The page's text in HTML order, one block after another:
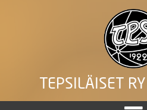
TEPSILÄISET